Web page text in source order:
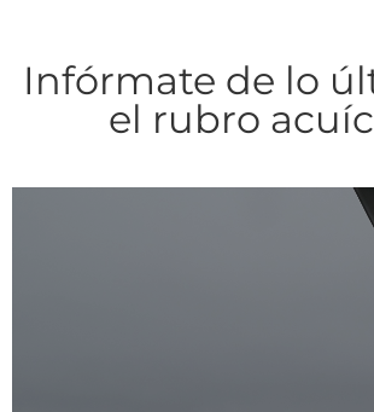
Infórmate de lo
el rubro